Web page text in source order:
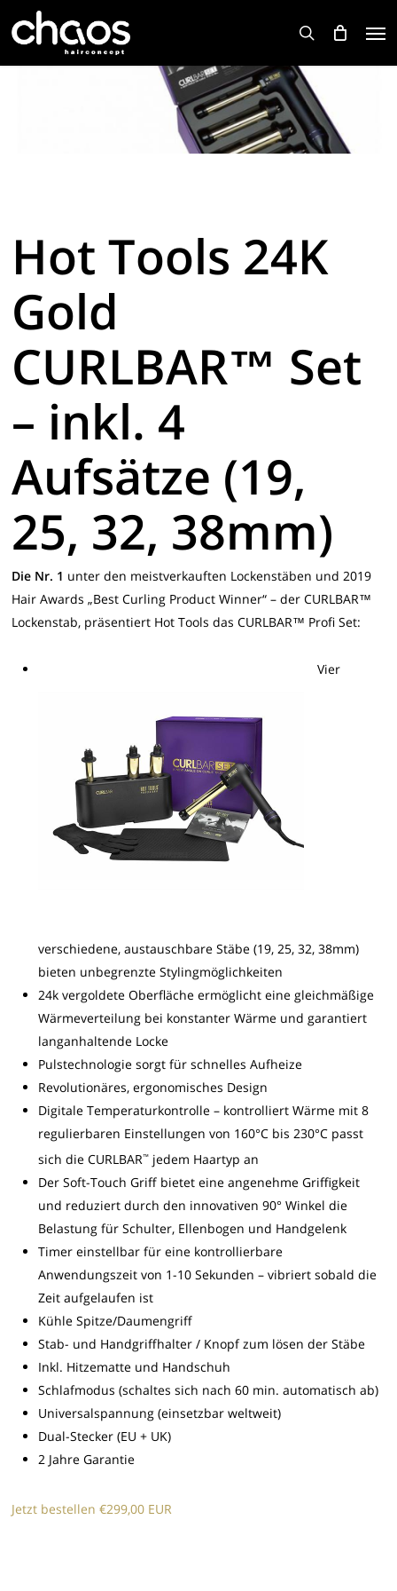
search
Hot Tools 24K
Gold
CURLBAR™ Set
– inkl. 4
Aufsätze (19,
25, 32, 38mm)
Die Nr. 1 unter den meistverkauften Lockenstäben und 2019
Hair Awards „Best Curling Product Winner“ – der CURLBAR™
Lockenstab, präsentiert Hot Tools das CURLBAR™ Profi Set:
Vier
verschiedene, austauschbare Stäbe (19, 25, 32, 38mm)
bieten unbegrenzte Stylingmöglichkeiten
24k vergoldete Oberfläche ermöglicht eine gleichmäßige
Wärmeverteilung bei konstanter Wärme und garantiert
langanhaltende Locke
Pulstechnologie sorgt für schnelles Aufheize
Revolutionäres, ergonomisches Design
Digitale Temperaturkontrolle – kontrolliert Wärme mit 8
regulierbaren Einstellungen von 160°C bis 230°C passt
sich die CURLBAR™ jedem Haartyp an
Der Soft-Touch Griff bietet eine angenehme Griffigkeit
und reduziert durch den innovativen 90° Winkel die
Belastung für Schulter, Ellenbogen und Handgelenk
Timer einstellbar für eine kontrollierbare
Anwendungszeit von 1-10 Sekunden – vibriert sobald die
Zeit aufgelaufen ist
Kühle Spitze/Daumengriff
Stab- und Handgriffhalter / Knopf zum lösen der Stäbe
Inkl. Hitzematte und Handschuh
Schlafmodus (schaltes sich nach 60 min. automatisch ab)
Universalspannung (einsetzbar weltweit)
Dual-Stecker (EU + UK)
2 Jahre Garantie
Jetzt bestellen €299,00 EUR